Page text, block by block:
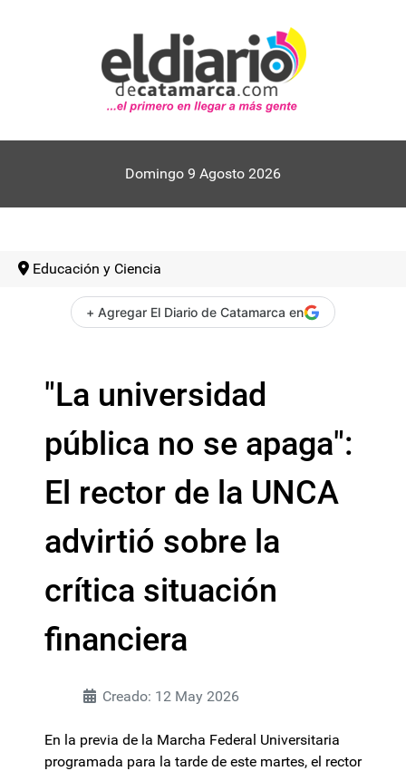
Domingo 9 Agosto 2026
Educación y Ciencia
+ Agregar El Diario de Catamarca en
"La universidad
pública no se apaga":
El rector de la UNCA
advirtió sobre la
crítica situación
financiera
Creado: 12 May 2026
En la previa de la Marcha Federal Universitaria
programada para la tarde de este martes, el rector